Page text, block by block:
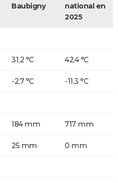
Baubigny
national en
2025
31,2 °C 42,4 °C
-2,7 °C -11,3 °C
184 mm 717 mm
25 mm 0 mm